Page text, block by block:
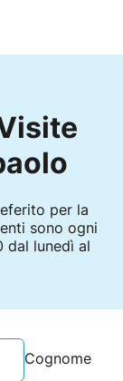
per la
sono ogni
dal lunedì al
Cognome